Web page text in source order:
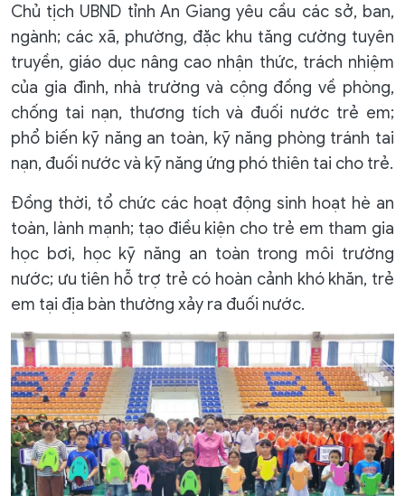
Chủ tịch UBND tỉnh An Giang yêu cầu các sở, ban,
ngành; các xã, phường, đặc khu tăng cường tuyên
truyền, giáo dục nâng cao nhận thức, trách nhiệm
của gia đình, nhà trường và cộng đồng về phòng,
chống tai nạn, thương tích và đuối nước trẻ em;
phổ biến kỹ năng an toàn, kỹ năng phòng tránh tai
nạn, đuối nước và kỹ năng ứng phó thiên tai cho trẻ.
Đồng thời, tổ chức các hoạt động sinh hoạt hè an
toàn, lành mạnh; tạo điều kiện cho trẻ em tham gia
học bơi, học kỹ năng an toàn trong môi trường
nước; ưu tiên hỗ trợ trẻ có hoàn cảnh khó khăn, trẻ
em tại địa bàn thường xảy ra đuối nước.